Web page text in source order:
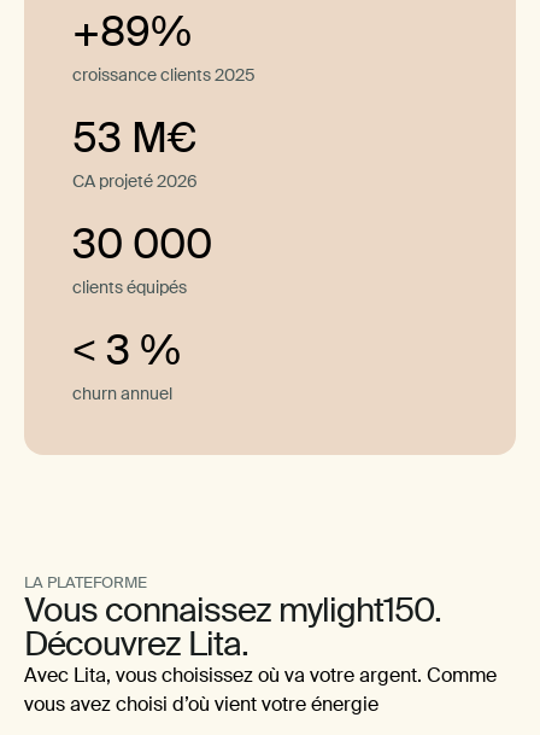
+89%
croissance clients 2025
53 M€
CA projeté 2026
30 000
clients équipés
< 3 %
churn annuel
LA PLATEFORME
Vous connaissez mylight150.
Découvrez Lita.
Avec Lita, vous choisissez où va votre argent. Comme
vous avez choisi d’où vient votre énergie